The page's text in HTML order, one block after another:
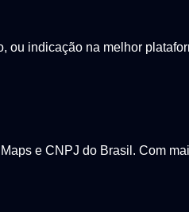
indicação na melhor
e CNPJ do Brasil. Com